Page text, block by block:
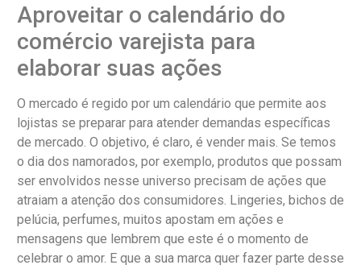
Aproveitar o calendário do
comércio varejista para
elaborar suas ações
O mercado é regido por um calendário que permite aos
lojistas se preparar para atender demandas específicas
de mercado. O objetivo, é claro, é vender mais. Se temos
o dia dos namorados, por exemplo, produtos que possam
ser envolvidos nesse universo precisam de ações que
atraiam a atenção dos consumidores. Lingeries, bichos de
pelúcia, perfumes, muitos apostam em ações e
mensagens que lembrem que este é o momento de
celebrar o amor. E que a sua marca quer fazer parte desse